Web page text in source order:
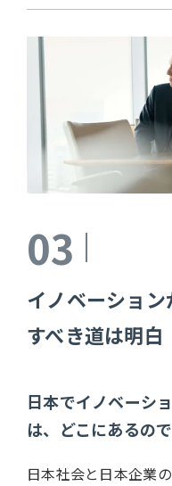
03
イノベーショ
すべき道は明白
日本でイノベーシ
は、どこにあるの
日本社会と日本企業